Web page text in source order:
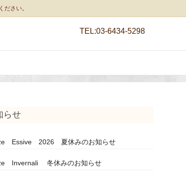
さい。
TEL:03-6434-5298
らせ
Essive 2026 夏休みのお知らせ
Invernali 冬休みのお知らせ